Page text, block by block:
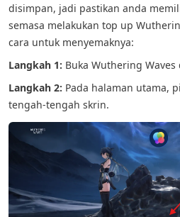
disimpan, jadi pastikan anda
semasa melakukan top up
cara untuk menyemaknya:
Langkah 1: Buka Wuthering
Langkah 2: Pada halaman utama,
tengah-tengah skrin.